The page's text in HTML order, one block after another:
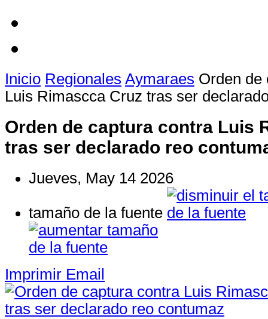
Inicio Regionales Aymaraes Orden de
Luis Rimascca Cruz tras ser
Orden de captura contra Luis
tras ser declarado reo
Jueves, May 14 2026
tamaño de la fuente
Imprimir Email